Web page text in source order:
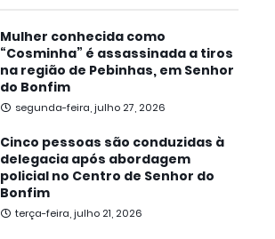
Mulher conhecida como
“Cosminha” é assassinada a tiros
na região de Pebinhas, em Senhor
do Bonfim
segunda-feira, julho 27, 2026
Cinco pessoas são conduzidas à
delegacia após abordagem
policial no Centro de Senhor do
Bonfim
terça-feira, julho 21, 2026